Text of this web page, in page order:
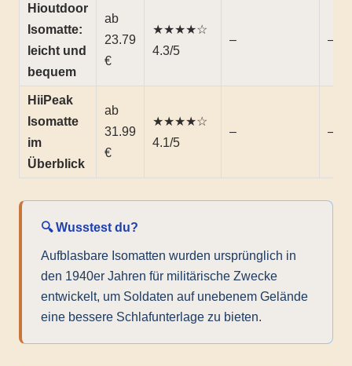
Hioutdoor
Isomatte:
leicht und
bequem
ab
23.79
€
★★★★☆
4.3/5
– –
HiiPeak
Isomatte
im
Überblick
ab
31.99
€
★★★★☆
4.1/5
– –
🔍 Wusstest du?
Aufblasbare Isomatten wurden ursprünglich in
den 1940er Jahren für militärische Zwecke
entwickelt, um Soldaten auf unebenem Gelände
eine bessere Schlafunterlage zu bieten.